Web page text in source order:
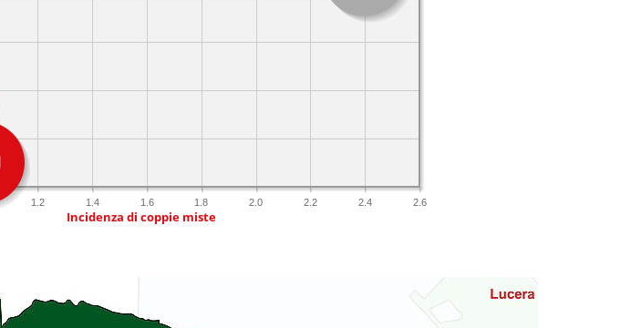
1.2 1.4 1.6 1.8 2.0 2.2 2.4 2.6
Incidenza di coppie miste